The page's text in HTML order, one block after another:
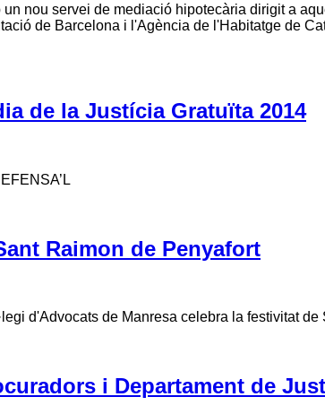
un nou servei de mediació hipotecària dirigit a
de Barcelona i l'Agència de l'Habitatge de
de la Justícia Gratuïta 2014
Raimon de Penyafort
d'Advocats de Manresa celebra la festivitat
i Departament de